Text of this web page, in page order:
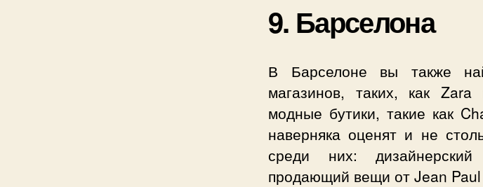
9. Барселона
В Барселоне вы также
магазинов, таких, как
модные бутики, такие как
наверняка оценят и не
среди них:
продающий вещи от Jean